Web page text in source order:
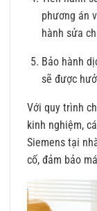
phương án
hành sửa
Bảo hành
sẽ được
Với quy trình
kinh nghiệm,
Siemens tại
cố, đảm bảo